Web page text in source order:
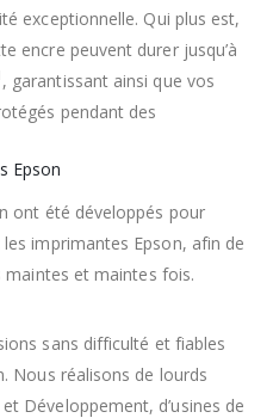
exceptionnelle. Qui plus est,
encre peuvent durer jusqu’à
, garantissant ainsi que vos
pendant des
Epson
ont été développés pour
imprimantes Epson, afin de
et maintes fois.
sans difficulté et fiables
Nous réalisons de lourds
Développement, d’usines de